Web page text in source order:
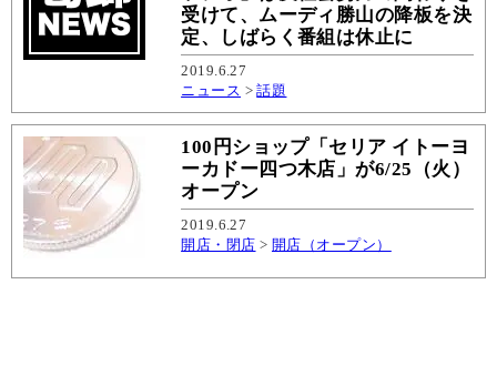
受けて、ムーディ勝山の降板を決
定、しばらく番組は休止に
2019.6.27
ニュース >話題
100円ショップ「セリア イトーヨ
ーカドー四つ木店」が6/25（火）
オープン
2019.6.27
開店・閉店 > 開店（オープン）